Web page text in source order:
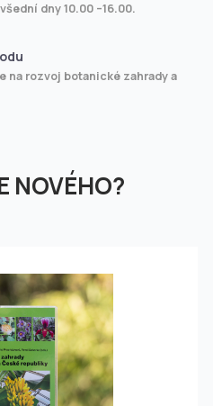
dny 10.00 –16.00.
na rozvoj botanické zahrady a
NOVÉHO?